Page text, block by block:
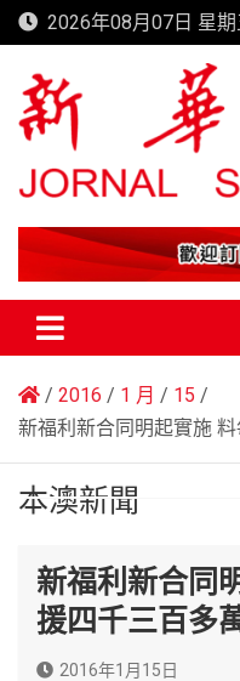
Skip
to
content
2026年08月07日 星期
新華澳報
2016 1 月
15
新福利新合同明起實施
本澳新聞
新福利新合同
援四千三百多
2016年1月15日